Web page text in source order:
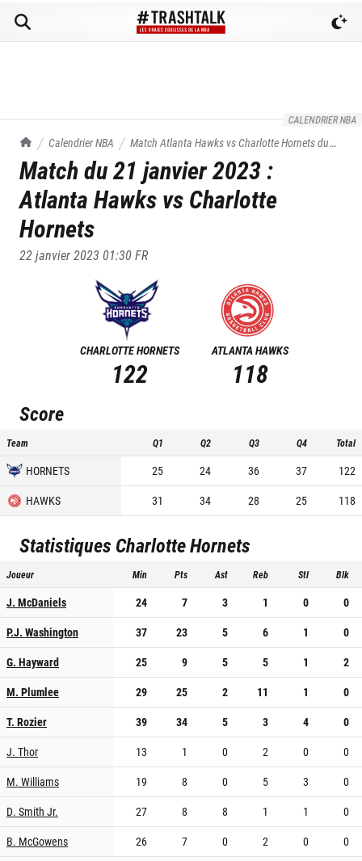
CALENDRIER NBA
TrashTalk Actu NBA
Calendrier NBA MatchAtlanta Hawks vsCharlotte Hornetsdu
21/01/2023
Match du21 janvier 2023:
Atlanta Hawks vs Charlotte
Hornets
22 janvier 2023 01:30FR
CHARLOTTE HORNETS
122
ATLANTA HAWKS
118
Score
Team Q1 Q2 Q3 Q4 Total
HORNETS 25 24 36 37
122
HAWKS
31 34 28 25 118
Statistiques Charlotte Hornets
Joueur Min Pts Ast Reb Stl Blk
J. McDaniels 24 7 3 1 0
0
P.J. Washington
37 23 5 6 1
0
G. Hayward
25 9 5 5 1
2
M. Plumlee
29 25 2 11 1
0
T. Rozier
39 34 5 3 4
0
J. Thor
13 1 0 2 0
0
M. Williams
19 8 0 5 3
0
D. Smith Jr.
27 8 8 1 1
0
B. McGowens
26 7 0 2 0
0